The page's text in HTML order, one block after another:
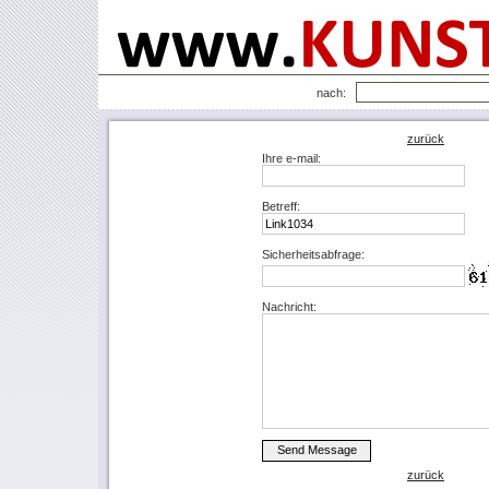
nach:
zurück
Ihre e-mail:
Betreff:
Sicherheitsabfrage:
Nachricht:
zurück